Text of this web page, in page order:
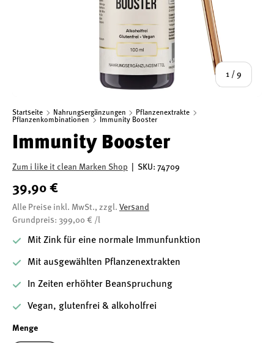
1 / von
9
Startseite Nahrungsergänzungen
Pflanzenextrakte
Pflanzenkombinationen
Immunity Booster
Immunity Booster
Zum i like it clean Marken Shop SKU: 74709
39,90 €
Alle Preise inkl. MwSt., zzgl. Versand
Grundpreis: 399,00 € /l
Mit Zink für eine normale Immunfunktion
Mit ausgewählten Pflanzenextrakten
In Zeiten erhöhter Beanspruchung
Vegan, glutenfrei & alkoholfrei
Menge